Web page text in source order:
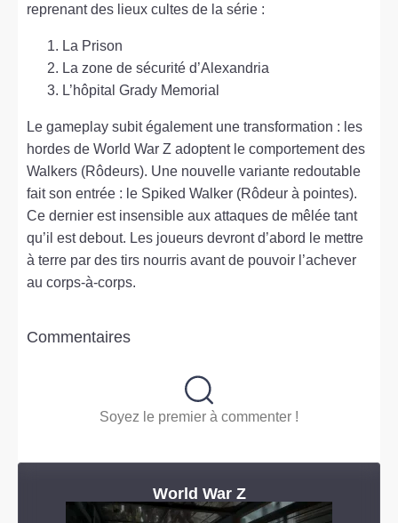
reprenant des lieux cultes de la série :
La Prison
La zone de sécurité d’Alexandria
L’hôpital Grady Memorial
Le gameplay subit également une transformation : les
hordes de World War Z adoptent le comportement des
Walkers (Rôdeurs). Une nouvelle variante redoutable
fait son entrée : le Spiked Walker (Rôdeur à pointes).
Ce dernier est insensible aux attaques de mêlée tant
qu’il est debout. Les joueurs devront d’abord le mettre
à terre par des tirs nourris avant de pouvoir l’achever
au corps-à-corps.
Commentaires
Soyez le premier à commenter !
World War Z